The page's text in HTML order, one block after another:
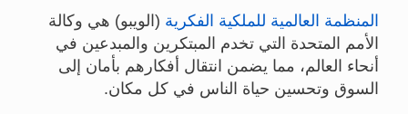
المنظمة العالمية للملكية الفكرية (الويبو) هي وكالة
الأمم المتحدة التي تخدم المبتكرين والمبدعين في
أنحاء العالم، مما يضمن انتقال أفكارهم بأمان إلى
السوق وتحسين حياة الناس في كل مكان.